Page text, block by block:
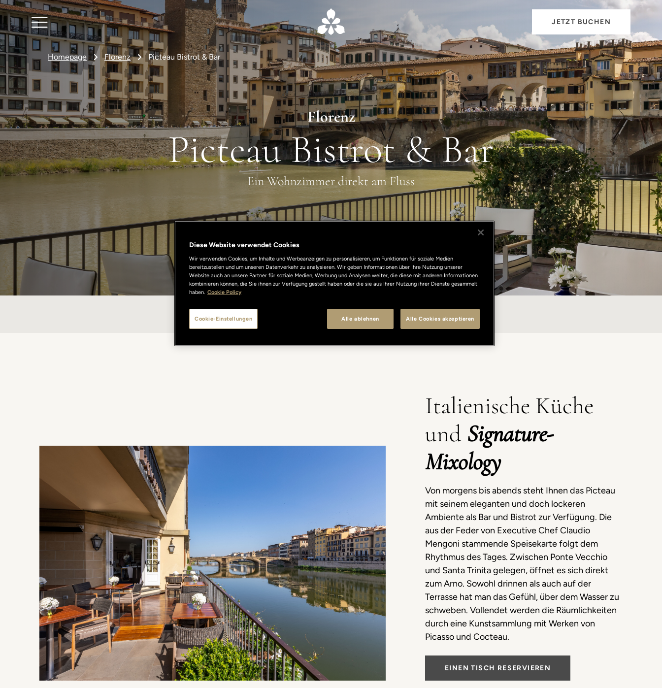
JETZT BUCHEN
Homepage Florenz Picteau Bistrot & Bar
Florenz
Picteau Bistrot & Bar
Ein Wohnzimmer direkt am Fluss
Italienische Küche
und Signature-
Mixology
Von morgens bis abends steht Ihnen das Picteau
mit seinem eleganten und doch lockeren
Ambiente als Bar und Bistrot zur Verfügung. Die
aus der Feder von Executive Chef Claudio
Mengoni stammende Speisekarte folgt dem
Rhythmus des Tages. Zwischen Ponte Vecchio
und Santa Trinita gelegen, öffnet es sich direkt
zum Arno. Sowohl drinnen als auch auf der
Terrasse hat man das Gefühl, über dem Wasser zu
schweben. Vollendet werden die Räumlichkeiten
durch eine Kunstsammlung mit Werken von
Picasso und Cocteau.
EINEN TISCH RESERVIEREN
Diese Website verwendet Cookies
Wir verwenden Cookies, um Inhalte und Werbeanzeigen zu personalisieren, um Funktionen für soziale Medien
bereitzustellen und um unseren Datenverkehr zu analysieren. Wir geben Informationen über Ihre Nutzung unserer
Website auch an unsere Partner für soziale Medien, Werbung und Analysen weiter, die diese mit anderen Informationen
kombinieren können, die Sie ihnen zur Verfügung gestellt haben oder die sie aus Ihrer Nutzung ihrer Dienste gesammelt
haben. Cookie Policy
Alle ablehnen Alle Cookies akzeptieren
Cookie-Einstellungen